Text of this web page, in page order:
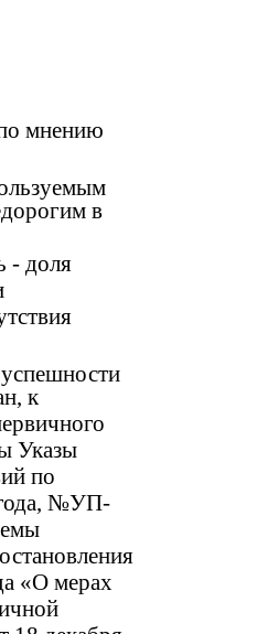
мнению
в
- доля
к
Указы
по
года, №УП-
«О мерах